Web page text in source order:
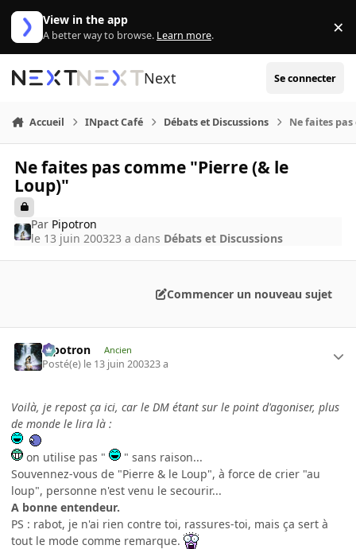
Aller au contenu
View in the app
A better way to browse. Learn more. ×
Next Se connecter
Accueil INpact Café Débats et Discussions Ne faites
Ne faites pas comme "Pierre (& le
Loup)"
Par Pipotron
le 13 juin 200323 a dans Débats et Discussions
Commencer un nouveau sujet
Pipotron Ancien
Posté(e) le 13 juin 200323 a
Voilà, je repost ça ici, car le DM étant sur le point d'agoniser, plus
de monde le lira là :
on utilise pas "
" sans raison...
Souvennez-vous de "Pierre & le Loup", à force de crier "au
loup", personne n'est venu le secourir...
A bonne entendeur.
PS : rabot, je n'ai rien contre toi, rassures-toi, mais ça sert à
tout le mode comme remarque.